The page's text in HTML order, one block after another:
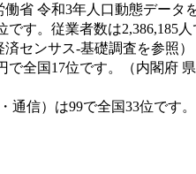
省 令和3年人口動態データ
です。従業者数は2,386,185
センサス‐基礎調査を参照）
で全国17位です。（内閣府
通信）は99で全国33位です